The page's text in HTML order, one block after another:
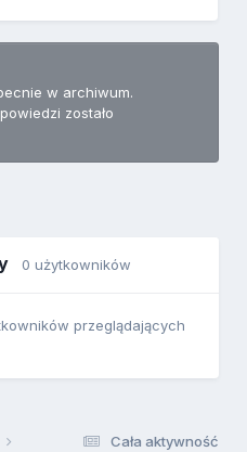
w archiwum.
zostało
0 użytkowników
przeglądających
Cała aktywność